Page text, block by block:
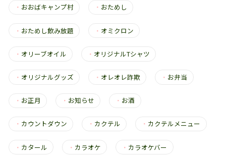
・ おおばキャンプ村 ・ おためし
・ おためし飲み放題 ・ オミクロン
・ オリーブオイル ・ オリジナルTシャツ
・ オリジナルグッズ ・ オレオレ詐欺 ・ お弁当
・ お正月 ・ お知らせ ・ お酒
・ カウントダウン ・ カクテル ・ カクテルメニュー
・ カタール ・ カラオケ ・ カラオケバー